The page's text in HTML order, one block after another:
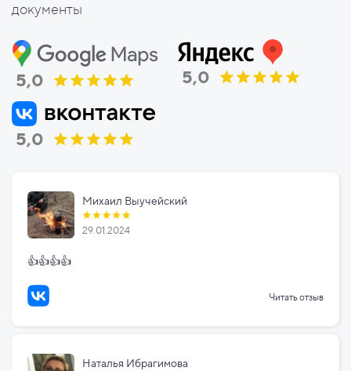
документы
5,0 5,0
5,0
Михаил Выучейский
29.01.2024
👍👍👍👍
Читать отзыв
Наталья Ибрагимова